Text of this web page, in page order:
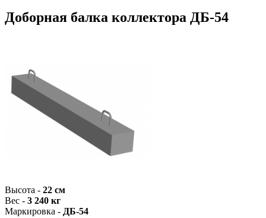
Доборная балка коллектора ДБ-54
Высота - 22 см
Вес - 3 240 кг
Маркировка - ДБ-54